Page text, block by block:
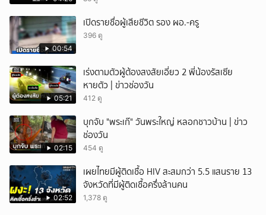
00:54
เปิดรายชื่อผู้เสียชีวิต รอง ผอ.-ครู
396 ดู
05:21
เร่งตามตัวผู้ต้องสงสัยเอี่ยว 2 พี่น้องรัสเซีย
หายตัว | ข่าวช่องวัน
412 ดู
02:15
บุกจับ "พระเก๊" วันพระใหญ่ หลอกชาวบ้าน | ข่าว
ช่องวัน
454 ดู
02:52
เผยไทยมีผู้ติดเชื้อ HIV สะสมกว่า 5.5 แสนราย 13
จังหวัดที่มีผู้ติดเชื้อครึ่งล้านคน
1,378 ดู